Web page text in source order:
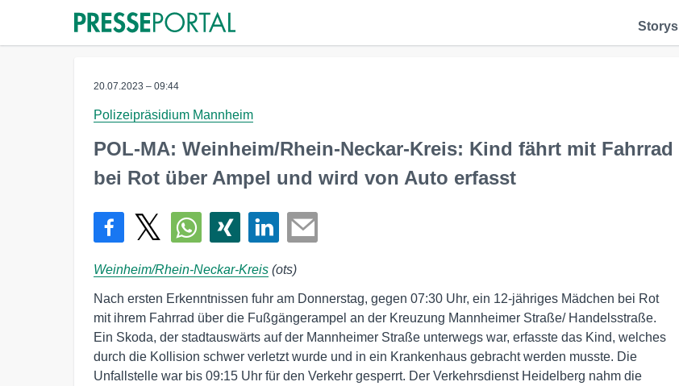
Storys
20.07.2023 – 09:44
Polizeipräsidium Mannheim
POL-MA: Weinheim/Rhein-Neckar-Kreis: Kind fährt mit Fahrrad
bei Rot über Ampel und wird von Auto erfasst
Weinheim/Rhein-Neckar-Kreis (ots)
Nach ersten Erkenntnissen fuhr am Donnerstag, gegen 07:30 Uhr, ein 12-jähriges Mädchen bei Rot
mit ihrem Fahrrad über die Fußgängerampel an der Kreuzung Mannheimer Straße/ Handelsstraße.
Ein Skoda, der stadtauswärts auf der Mannheimer Straße unterwegs war, erfasste das Kind, welches
durch die Kollision schwer verletzt wurde und in ein Krankenhaus gebracht werden musste. Die
Unfallstelle war bis 09:15 Uhr für den Verkehr gesperrt. Der Verkehrsdienst Heidelberg nahm die